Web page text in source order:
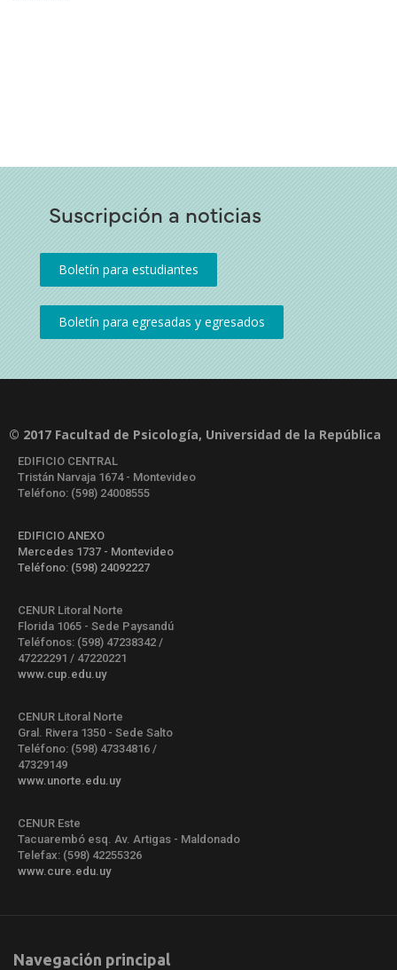
Suscripción a noticias
© 2017 Facultad de Psicología, Universidad de la República
EDIFICIO CENTRAL
Tristán Narvaja 1674 - Montevideo
Teléfono: (598) 24008555
EDIFICIO ANEXO
Mercedes 1737 - Montevideo
Teléfono: (598) 24092227
CENUR Litoral Norte
Florida 1065 - Sede Paysandú
Teléfonos: (598) 47238342 /
47222291 / 47220221
www.cup.edu.uy
CENUR Litoral Norte
Gral. Rivera 1350 - Sede Salto
Teléfono: (598) 47334816 /
47329149
www.unorte.edu.uy
CENUR Este
Tacuarembó esq. Av. Artigas - Maldonado
Telefax: (598) 42255326
www.cure.edu.uy
Navegación principal